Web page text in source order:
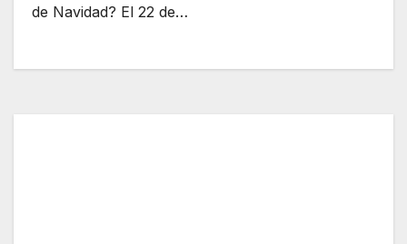
de Navidad? El 22 de…